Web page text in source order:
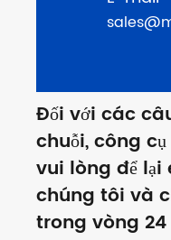
Đối với các
chuỗi, công
vui lòng để
chúng tôi và
trong vòng 24